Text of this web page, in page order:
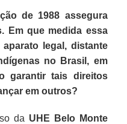
de 1988 assegura
Em que medida essa
legal, distante
no Brasil, em
garantir tais direitos
em outros?
da UHE Belo Monte